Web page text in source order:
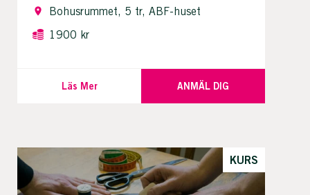
Bohusrummet, 5 tr, ABF-huset
1900 kr
Läs Mer ANMÄL DIG
KURS